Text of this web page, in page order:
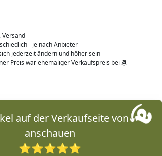
Versand
- je nach Anbieter
jederzeit ändern und höher sein
Preis war ehemaliger Verkaufspreis bei
auf der Verkaufseite von
anschauen
⭐⭐⭐⭐⭐